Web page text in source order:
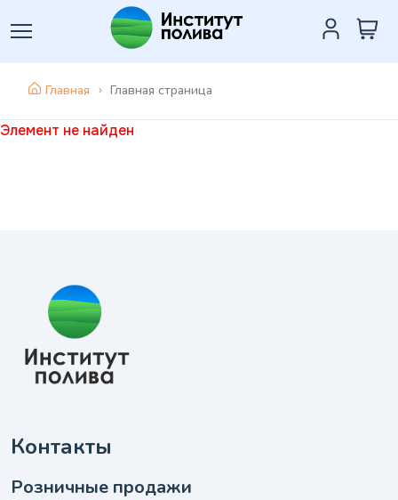
Главная Главная страница
Элемент не найден
Контакты
Розничные продажи